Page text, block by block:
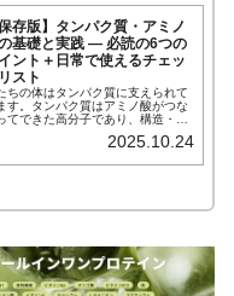
保存版】タンパク質・アミノ
基礎と実践 — 必読の6つの
ント＋日常で使えるチェッ
スト
ちの体はタンパク質に支えられて
す。タンパク質はアミノ酸がつな
てできた高分子であり、構造・酵
能のほとんどを担っています。本
識して解説します。
2025.10.24